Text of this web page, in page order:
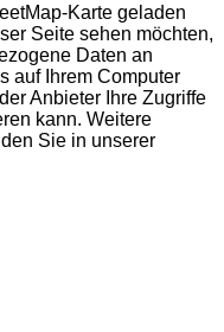
Karte geladen
Seite sehen möchten,
Daten an
auf Ihrem Computer
Anbieter Ihre Zugriffe
kann. Weitere
Sie in unserer